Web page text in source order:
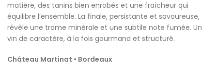
matière, des tanins bien enrobés et une fraîcheur qui
équilibre l’ensemble. La finale, persistante et savoureuse,
révèle une trame minérale et une subtile note fumée. Un
vin de caractère, à la fois gourmand et structuré.
Château Martinat • Bordeaux